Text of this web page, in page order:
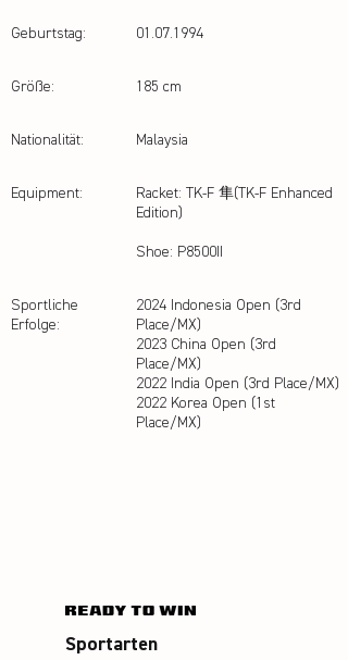
Geburtstag:
Größe:
Nationalität:
Equipment:
Sportliche
Erfolge:
01.07.1994
185 cm
Malaysia
Racket: TK-F 隼(TK-F Enhanced
Edition)
Shoe: P8500II
2024 Indonesia Open (3rd
Place/MX)
2023 China Open (3rd
Place/MX)
2022 India Open (3rd Place/MX)
2022 Korea Open (1st
Place/MX)
Sportarten